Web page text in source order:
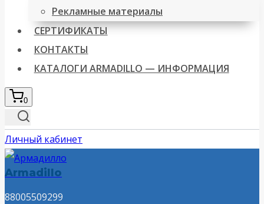
Рекламные материалы
СЕРТИФИКАТЫ
КОНТАКТЫ
КАТАЛОГИ ARMADILLO — ИНФОРМАЦИЯ
0
Личный кабинет
Armadillo
88005509299